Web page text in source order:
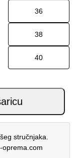
36
38
40
VISTA ŽUTE
stručnjaka.
oprema.com